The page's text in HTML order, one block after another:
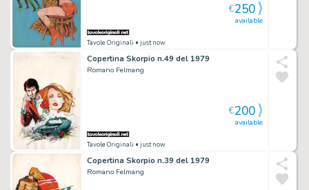
Tavole Originali • just now
available
€250
Copertina Skorpio n.49 del 1979
Romano Felmang
Tavole Originali • just now
available
€200
Copertina Skorpio n.39 del 1979
Romano Felmang